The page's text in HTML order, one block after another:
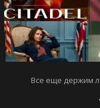
Все еще держим